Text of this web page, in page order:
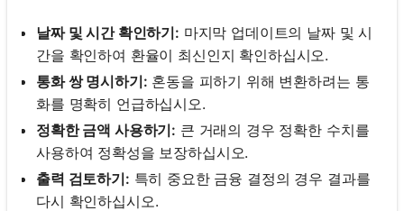
날짜 및 시간 확인하기: 마지막 업데이트의 날짜 및 시
간을 확인하여 환율이 최신인지 확인하십시오.
통화 쌍 명시하기: 혼동을 피하기 위해 변환하려는 통
화를 명확히 언급하십시오.
정확한 금액 사용하기: 큰 거래의 경우 정확한 수치를
사용하여 정확성을 보장하십시오.
출력 검토하기: 특히 중요한 금융 결정의 경우 결과를
다시 확인하십시오.